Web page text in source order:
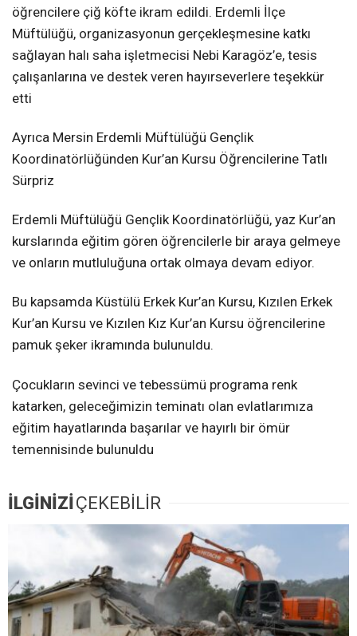
öğrencilere çiğ köfte ikram edildi. Erdemli İlçe
Müftülüğü, organizasyonun gerçekleşmesine katkı
sağlayan halı saha işletmecisi Nebi Karagöz’e, tesis
çalışanlarına ve destek veren hayırseverlere teşekkür
etti
Ayrıca Mersin Erdemli Müftülüğü Gençlik
Koordinatörlüğünden Kur’an Kursu Öğrencilerine Tatlı
Sürpriz
Erdemli Müftülüğü Gençlik Koordinatörlüğü, yaz Kur’an
kurslarında eğitim gören öğrencilerle bir araya gelmeye
ve onların mutluluğuna ortak olmaya devam ediyor.
Bu kapsamda Küstülü Erkek Kur’an Kursu, Kızılen Erkek
Kur’an Kursu ve Kızılen Kız Kur’an Kursu öğrencilerine
pamuk şeker ikramında bulunuldu.
Çocukların sevinci ve tebessümü programa renk
katarken, geleceğimizin teminatı olan evlatlarımıza
eğitim hayatlarında başarılar ve hayırlı bir ömür
temennisinde bulunuldu
İLGİNİZİÇEKEBİLİR